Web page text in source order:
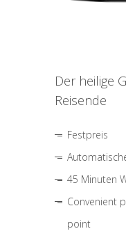
Der heilige
Reisende
Festpreis
45 Minuten
Convenient
point